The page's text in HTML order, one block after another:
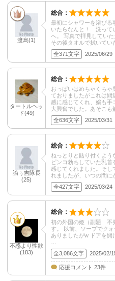
渡烏(1)
総合：
最初にシャワーを浴びる
いたらなんと！ 洗って
へ。 写真で拝見してい
その後タオルで拭いてい
全371文字
2025/06/29
タートルヘッ
ド(49)
総合：
おっぱいはめちゃくちゃ
ておりましたがこれは間
感に感じてくれ、嬢も手
大興奮でした。あそこ
全636文字
2025/03/31
諭ぅ吉隊長
(25)
総合：
ねっとりと貼り付くよう
ピンコ勃ちしていた乳首
感じてくれました。そし
れましたが、いつの間に
全427文字
2025/03/24
不惑より性欲
(183)
総合：
初の外国の姫（副題 不発の不惑
す。 以前、ソープでク
ありましたがw ドアを開けます。 背の高さに圧倒されます。
全3,086文字
2025/02/
応援コメント 23件